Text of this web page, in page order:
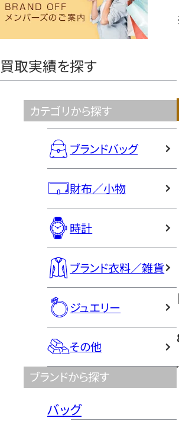
ヤ
買取実績を探す
カテゴリから探す
ブランドバッグ
財布／小物
時計
ブランド衣料／雑貨
ジュエリー
その他
ブランドから探す
バッグ